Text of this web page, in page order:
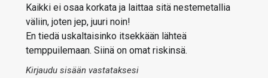
Kaikki ei osaa korkata ja laittaa sitä nestemetallia
väliin, joten jep, juuri noin!
En tiedä uskaltaisinko itsekkään lähteä
temppuilemaan. Siinä on omat riskinsä.
Kirjaudu sisään vastataksesi